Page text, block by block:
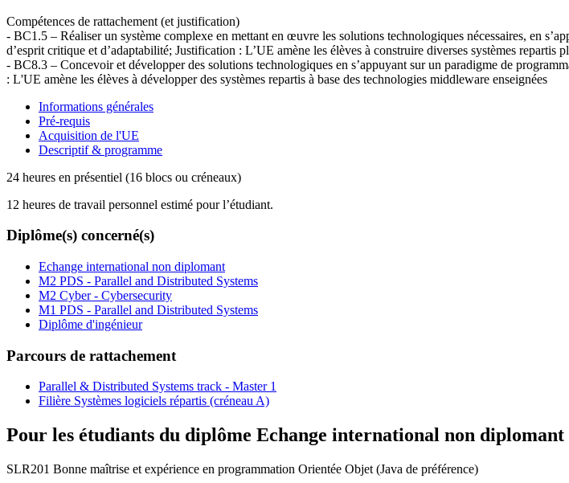
Compétences de rattachement (et justification)
- BC1.5 – Réaliser un système complexe en mettant en œuvre les solutions technologiques nécessaires, en
d’esprit critique et d’adaptabilité; Justification : L’UE amène les élèves à construire diverses systèmes
- BC8.3 – Concevoir et développer des solutions technologiques en s’appuyant sur un paradigme de
: L'UE amène les élèves à développer des systèmes repartis à base des technologies middleware enseignées
Informations générales
Pré-requis
Acquisition de l'UE
Descriptif & programme
24 heures en présentiel (16 blocs ou créneaux)
12 heures de travail personnel estimé pour l’étudiant.
Diplôme(s) concerné(s)
Echange international non diplomant
M2 PDS - Parallel and Distributed Systems
M2 Cyber - Cybersecurity
M1 PDS - Parallel and Distributed Systems
Diplôme d'ingénieur
Parcours de rattachement
Parallel & Distributed Systems track - Master 1
Filière Systèmes logiciels répartis (créneau A)
Pour les étudiants du diplôme Echange international non diplomant
SLR201 Bonne maîtrise et expérience en programmation Orientée Objet (Java de préférence)